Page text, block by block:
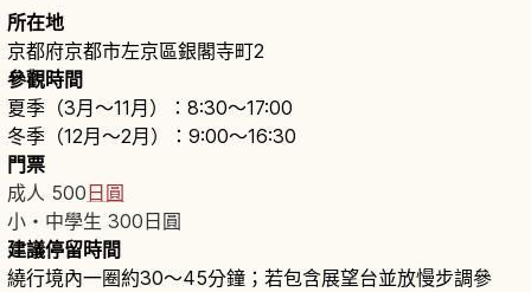
所在地
京都府京都市左京區銀閣寺町2
參觀時間
夏季（3月〜11月）：8:30〜17:00
冬季（12月〜2月）：9:00〜16:30
門票
成人 500 日圓
小・中學生 300日圓
建議停留時間
繞行境內一圈約30〜45分鐘；若包含展望台並放慢步調參